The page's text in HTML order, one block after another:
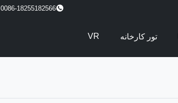
0086-18255182566
تور کارخانه VR